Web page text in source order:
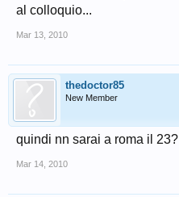
al colloquio...
Mar 13, 2010
thedoctor85
New Member
quindi nn sarai a roma il 23?
Mar 14, 2010